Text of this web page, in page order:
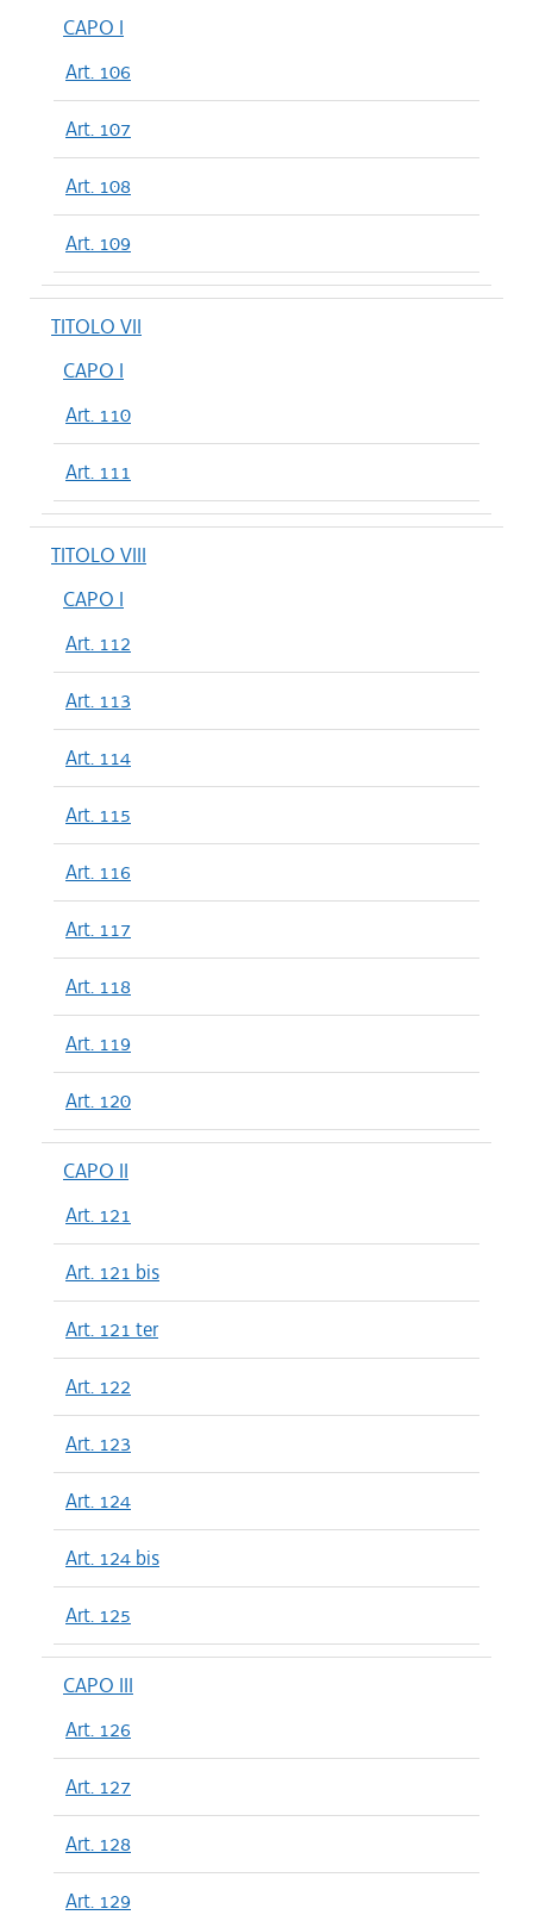
CAPO I
Art. 106
Art. 107
Art. 108
Art. 109
TITOLO VII
CAPO I
Art. 110
Art. 111
TITOLO VIII
CAPO I
Art. 112
Art. 113
Art. 114
Art. 115
Art. 116
Art. 117
Art. 118
Art. 119
Art. 120
CAPO II
Art. 121
Art. 121 bis
Art. 121 ter
Art. 122
Art. 123
Art. 124
Art. 124 bis
Art. 125
CAPO III
Art. 126
Art. 127
Art. 128
Art. 129